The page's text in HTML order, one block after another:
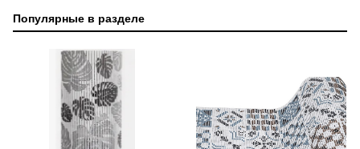
Популярные в разделе